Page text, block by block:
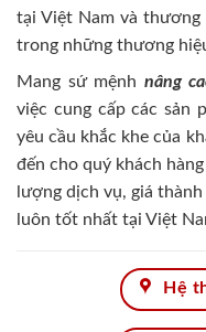
tại Việt Nam và thương
trong những thương
Mang sứ mệnh nâng
việc cung cấp các sản
yêu cầu khắc khe của
đến cho quý khách
lượng dịch vụ, giá
luôn tốt nhất tại Việt
Hệ